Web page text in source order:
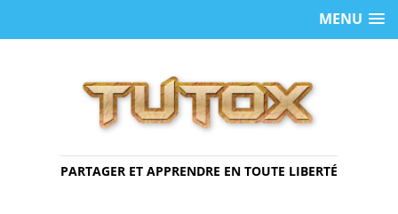
MENU
PARTAGER ET APPRENDRE EN TOUTE LIBERTÉ